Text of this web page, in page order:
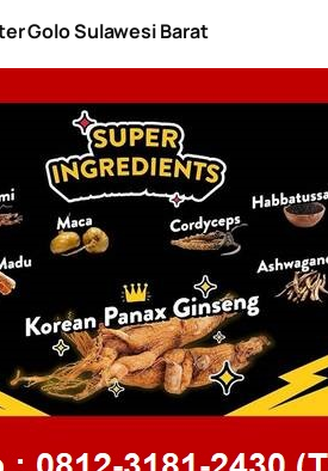
Golo Sulawesi Barat